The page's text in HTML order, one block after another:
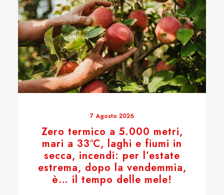
7 Agosto 2026
Zero termico a 5.000 metri,
mari a 33°C, laghi e fiumi in
secca, incendi: per l’estate
estrema, dopo la vendemmia,
è… il tempo delle mele!